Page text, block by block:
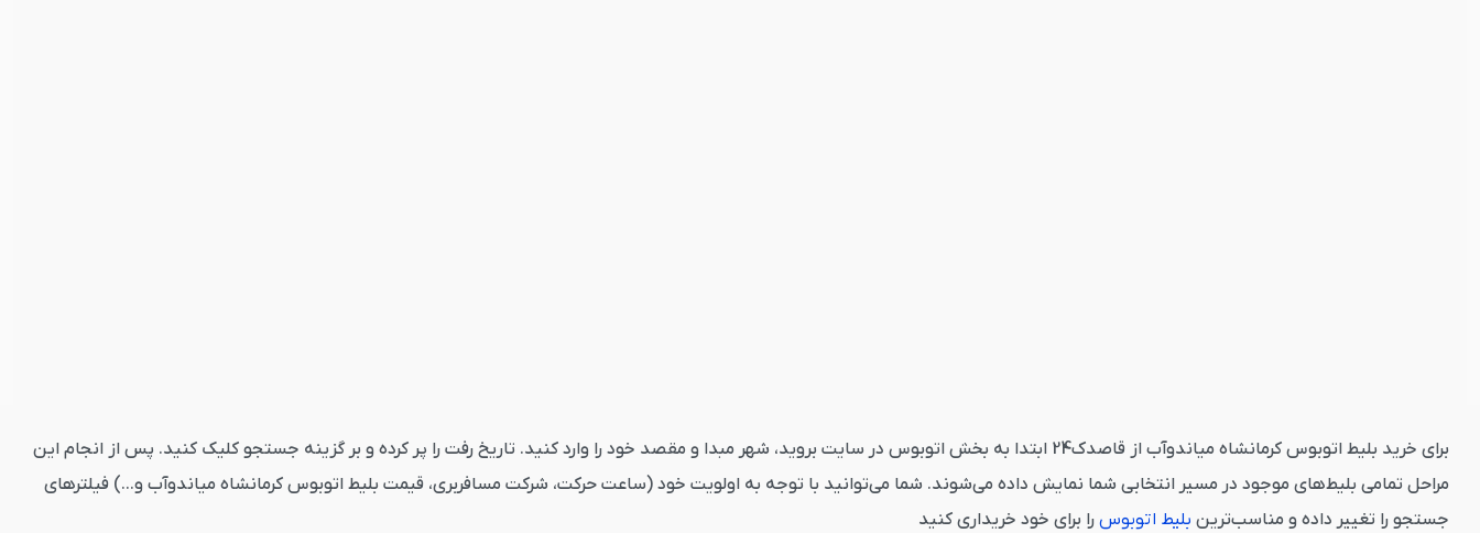
برای خرید بلیط اتوبوس کرمانشاه میاندوآب از قاصدک24 ابتدا به بخش اتوبوس در سایت بروید، شهر مبدا و مقصد خود را وارد کنید. تاریخ رفت را پر کرده و بر گزینه جستجو کلیک کنید. پس از انجام این
مراحل تمامی بلیط‌های موجود در مسیر انتخابی شما نمایش داده می‌شوند. شما می‌توانید با توجه به اولویت خود (ساعت حرکت، شرکت مسافربری، قیمت بلیط اتوبوس کرمانشاه میاندوآب و...) فیلترهای
جستجو را تغییر داده و مناسب‌ترین بلیط اتوبوس را برای خود خریداری کنید